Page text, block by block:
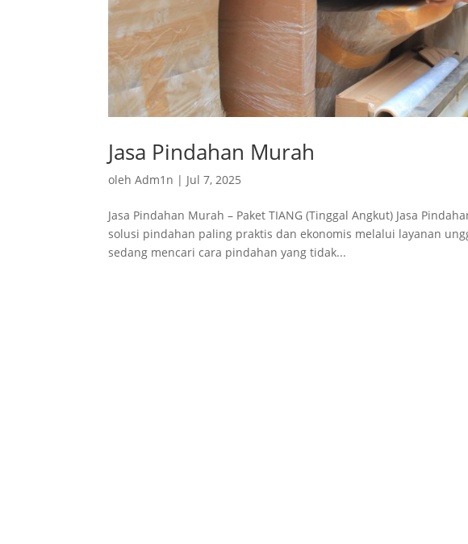
Jasa Pindahan Murah
olehAdm1n | Jul 7, 2025
Jasa Pindahan Murah – Paket TIANG (Tinggal Angkut) Jasa
solusi pindahan paling praktis dan ekonomis melalui layanan
sedang mencari cara pindahan yang tidak...